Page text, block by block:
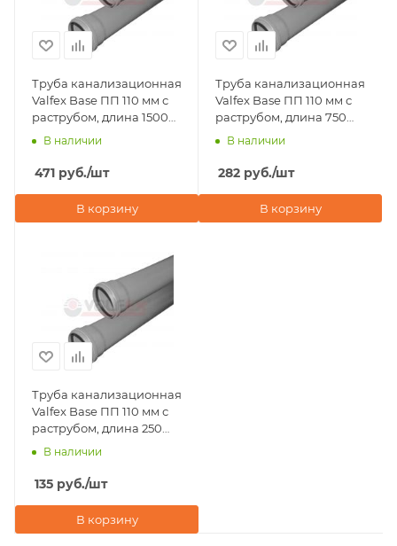
Труба канализационная
Valfex Base ПП 110 мм с
раструбом, длина 1500
ммВ наличии
471 руб./шт
В корзину
Труба канализационная
Valfex Base ПП 110 мм с
раструбом, длина 750
ммВ наличии
282 руб./шт
В корзину
Труба канализационная
Valfex Base ПП 110 мм с
раструбом, длина 250
ммВ наличии
135 руб./шт
В корзину